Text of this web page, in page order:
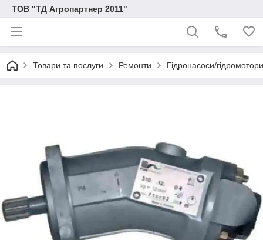
ТОВ "ТД Агропартнер 2011"
Товари та послуги Ремонти Гідронасоси/